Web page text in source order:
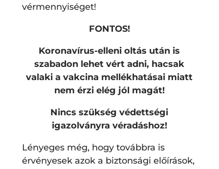
vérmennyiséget!
FONTOS!
Koronavírus-elleni oltás után is
szabadon lehet vért adni, hacsak
valaki a vakcina mellékhatásai miatt
nem érzi elég jól magát!
Nincs szükség védettségi
igazolványra véradáshoz!
Lényeges még, hogy továbbra is
érvényesek azok a biztonsági előírások,